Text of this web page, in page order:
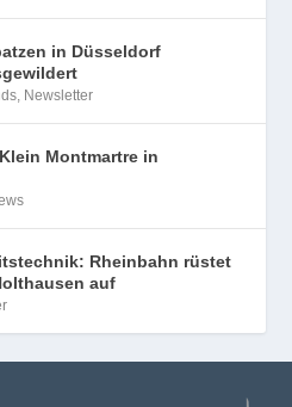
in Düsseldorf
Newsletter
Montmartre in
Rheinbahn rüstet
auf